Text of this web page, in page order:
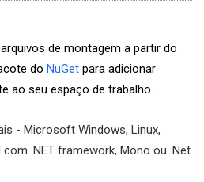
de montagem a partir do
do NuGet para adicionar
ao seu espaço de trabalho.
- Microsoft Windows, Linux,
com .NET framework, Mono ou .Net